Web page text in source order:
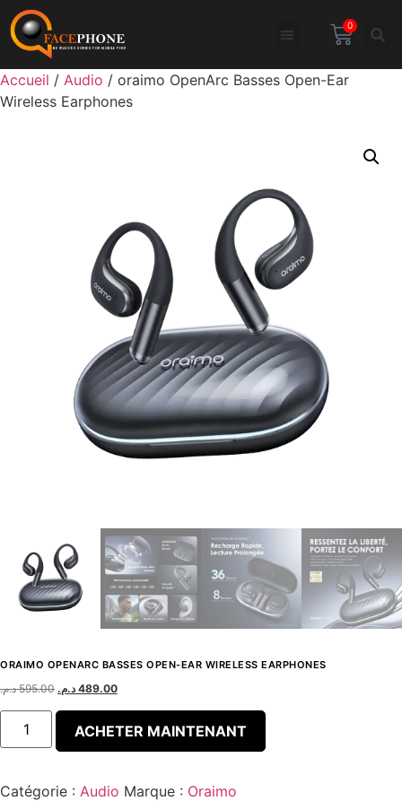
0
Accueil / Audio / oraimo OpenArc Basses Open-Ear
Wireless Earphones
ORAIMO OPENARC BASSES OPEN-EAR WIRELESS EARPHONES
595.00 د.م. 489.00 د.م.
ACHETER MAINTENANT
Catégorie : Audio Marque : Oraimo